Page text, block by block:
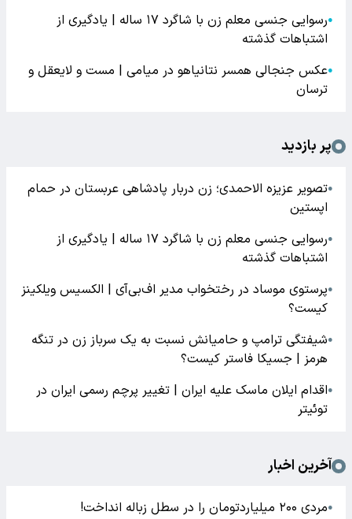
●
رسوایی جنسی معلم زن با شاگرد ۱۷ ساله | یادگیری از
اشتباهات گذشته
●عکس جنجالی همسر نتانیاهو در میامی | مست و لایعقل و
ترسان
پر بازدید
●تصویر عزیزه الاحمدی؛ زن دربار پادشاهی عربستان در حمام
اپستین
●
رسوایی جنسی معلم زن با شاگرد ۱۷ ساله | یادگیری از
اشتباهات گذشته
●پرستوی موساد در رختخواب مدیر اف‌بی‌آی | الکسیس ویلکینز
کیست؟
●شیفتگی ترامپ و حامیانش نسبت به یک سرباز زن در تنگه
هرمز | جسیکا فاستر کیست؟
●اقدام ایلان ماسک علیه ایران | تغییر پرچم رسمی ایران در
توئیتر
آخرین اخبار
●مردی ۲۰۰ میلیاردتومان را در سطل زباله انداخت!